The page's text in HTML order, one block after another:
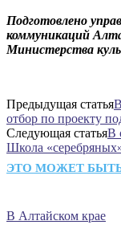
Подготовлено
коммуникаций
Министерства
Предыдущая статья
отбор по проекту
Следующая статьяВ
Школа
ЭТО МОЖЕТ
В Алтайском крае